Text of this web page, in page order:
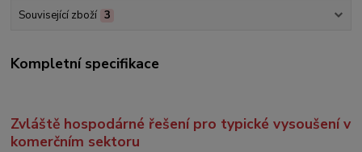
Související zboží 3
Kompletní specifikace
Zvláště hospodárné řešení pro typické vysoušení v
komerčním sektoru